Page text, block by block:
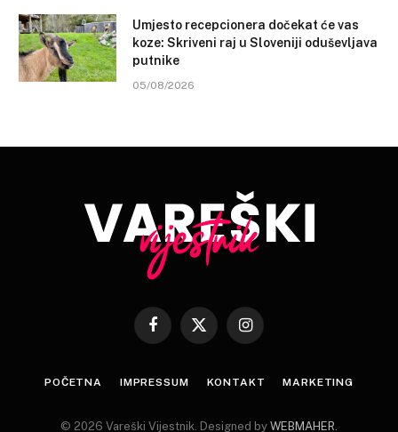
Umjesto recepcionera dočekat će vas
koze: Skriveni raj u Sloveniji oduševljava
putnike
05/08/2026
Facebook
X
Instagram
POČETNA IMPRESSUM KONTAKT MARKETING
© 2026 Vareški Vijestnik. Designed by WEBMAHER.